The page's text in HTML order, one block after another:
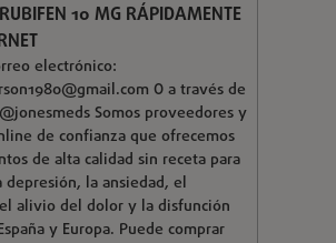
10 MG RÁPIDAMENTE
electrónico:
O a través de
Somos proveedores y
de confianza que ofrecemos
de alta calidad sin receta para
depresión, la ansiedad, el
alivio del dolor y la disfunción
y Europa. Puede comprar